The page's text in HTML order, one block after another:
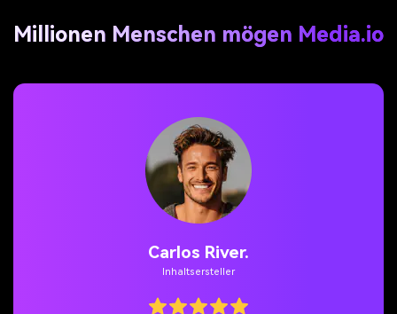
Millionen Menschen mögen Media.io
Jenny T.
TikTok/Horror-Fans